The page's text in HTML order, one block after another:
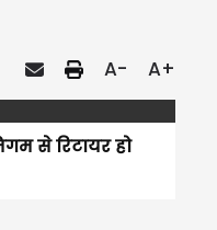
A- A+
से रिटायर हो